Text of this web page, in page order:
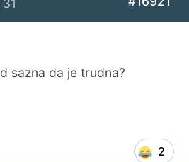
sazna da je trudna?
2